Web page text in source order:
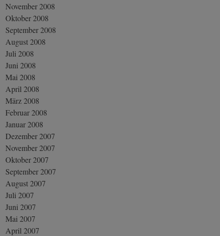
November 2008
Oktober 2008
September 2008
August 2008
Juli 2008
Juni 2008
Mai 2008
April 2008
März 2008
Februar 2008
Januar 2008
Dezember 2007
November 2007
Oktober 2007
September 2007
August 2007
Juli 2007
Juni 2007
Mai 2007
April 2007